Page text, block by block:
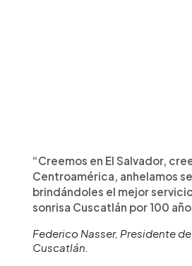
“Creemos en El Salvador,
Centroamérica, anhelamos
brindándoles el mejor
sonrisa Cuscatlán por 100
Federico Nasser, Presidente
Cuscatlán.